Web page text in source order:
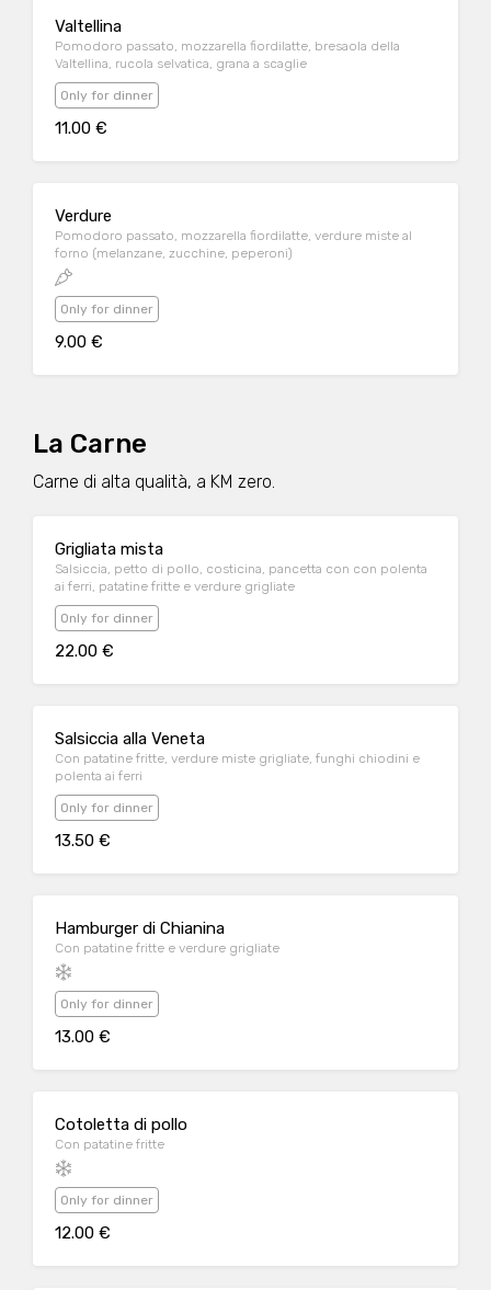
Valtellina
Pomodoro passato, mozzarella fiordilatte, bresaola della
Valtellina, rucola selvatica, grana a scaglie
Only for dinner
11.00 €
Verdure
Pomodoro passato, mozzarella fiordilatte, verdure miste al
forno (melanzane, zucchine, peperoni)
Only for dinner
9.00 €
La Carne
Carne di alta qualità, a KM zero.
Grigliata mista
Salsiccia, petto di pollo, costicina, pancetta con con polenta
ai ferri, patatine fritte e verdure grigliate
Only for dinner
22.00 €
Salsiccia alla Veneta
Con patatine fritte, verdure miste grigliate, funghi chiodini e
polenta ai ferri
Only for dinner
13.50 €
Hamburger di Chianina
Con patatine fritte e verdure grigliate
Only for dinner
13.00 €
Cotoletta di pollo
Con patatine fritte
Only for dinner
12.00 €